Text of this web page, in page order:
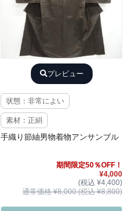
プレビュー
状態：非常によい
素材：正絹
手織り節紬男物着物アンサンブル
期間限定50％OFF！
¥4,000
(税込 ¥4,400)
通常価格 ¥8,000 (税込 ¥8,800)